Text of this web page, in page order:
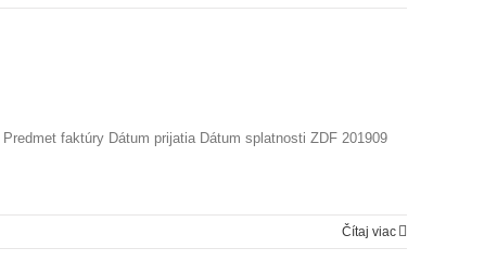
faktúry Dátum prijatia Dátum splatnosti ZDF 201909
Čítaj viac